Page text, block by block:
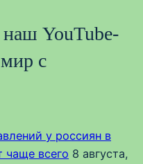
YouTube-
с
у россиян в
чаще всего 8 августа,